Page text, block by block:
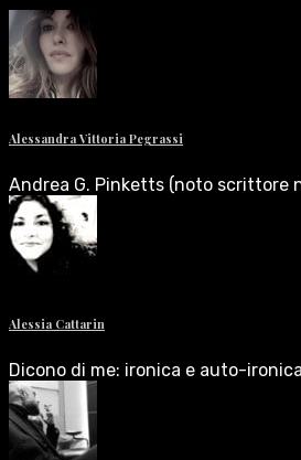
Alessandra Vittoria Pegrassi
Andrea G. Pinketts (noto scrittore
Alessia Cattarin
Dicono di me: ironica e auto-